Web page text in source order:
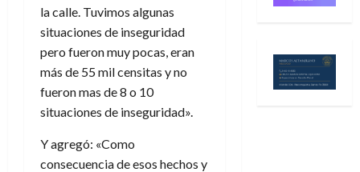
la calle. Tuvimos algunas
situaciones de inseguridad
pero fueron muy pocas, eran
más de 55 mil censitas y no
fueron mas de 8 o 10
situaciones de inseguridad».
Y agregó: «Como
consecuencia de esos hechos y